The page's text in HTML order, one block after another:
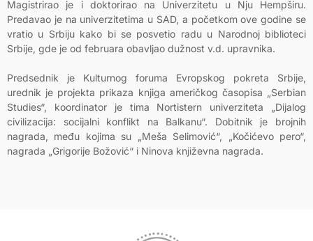
Magistrirao je i doktorirao na Univerzitetu u Nju Hempširu.
Predavao je na univerzitetima u SAD, a početkom ove godine se
vratio u Srbiju kako bi se posvetio radu u Narodnoj biblioteci
Srbije, gde je od februara obavljao dužnost v.d. upravnika.
Predsednik je Kulturnog foruma Evropskog pokreta Srbije,
urednik je projekta prikaza knjiga američkog časopisa „Serbian
Studies“, koordinator je tima Nortistern univerziteta „Dijalog
civilizacija: socijalni konflikt na Balkanu“. Dobitnik je brojnih
nagrada, među kojima su „Meša Selimović“, „Kočićevo pero“,
nagrada „Grigorije Božović“ i Ninova književna nagrada.